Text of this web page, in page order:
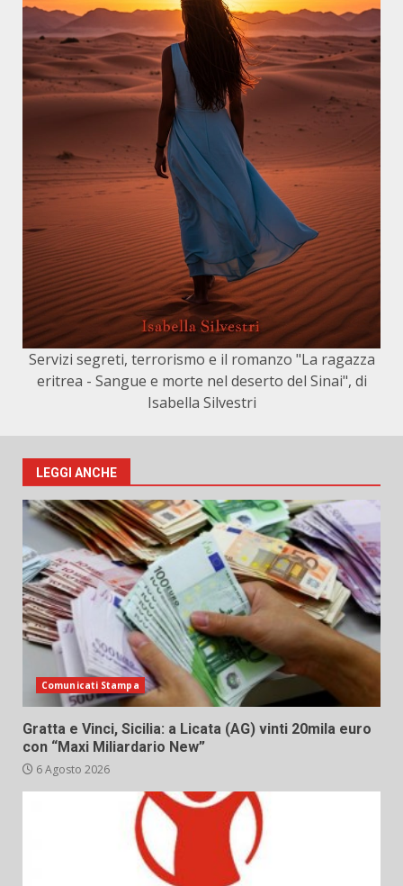
Servizi segreti, terrorismo e il romanzo "La ragazza
eritrea - Sangue e morte nel deserto del Sinai", di
Isabella Silvestri
LEGGI ANCHE
Comunicati Stampa
Gratta e Vinci, Sicilia: a Licata (AG) vinti 20mila euro
con “Maxi Miliardario New”
6 Agosto 2026